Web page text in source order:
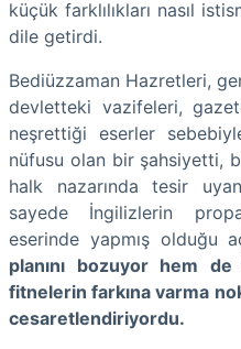
küçük farklılıkları nasıl
dile getirdi.
Bediüzzaman Hazretleri,
devletteki vazifeleri,
neşrettiği eserler
nüfusu olan bir şahsiyetti,
halk nazarında tesir
sayede İngilizlerin
eserinde yapmış olduğu
planını bozuyor hem
fitnelerin farkına varma
cesaretlendiriyordu.